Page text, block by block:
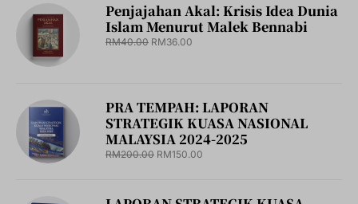
Penjajahan Akal: Krisis Idea Dunia
Islam Menurut Malek Bennabi
RM40.00 RM36.00
PRA TEMPAH: LAPORAN
STRATEGIK KUASA NASIONAL
MALAYSIA 2024-2025
RM200.00 RM150.00